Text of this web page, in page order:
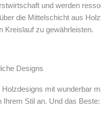
und werden
die Mittelschicht aus
Kreislauf zu gewährleisten.
Designs
mit wunderbar
Stil an. Und das